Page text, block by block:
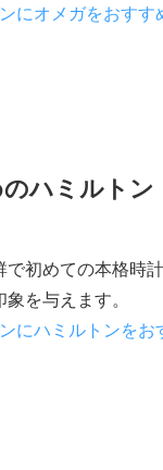
にオメガをおすす
ハミルトン
で初めての本格時
を与えます。
にハミルトンをお